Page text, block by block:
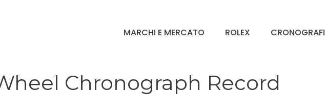
MARCHI E MERCATO ROLEX CRONOGRAFI
Chronograph Record